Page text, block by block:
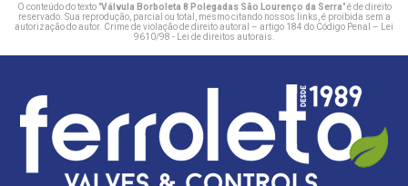
O conteúdo do texto "Válvula Borboleta 8 Polegadas São Lourenço da Serra" é de direito
reservado. Sua reprodução, parcial ou total, mesmo citando nossos links, é proibida sem a
autorização do autor. Crime de violação de direito autoral – artigo 184 do Código Penal –
Lei
9610/98 - Lei de direitos autorais